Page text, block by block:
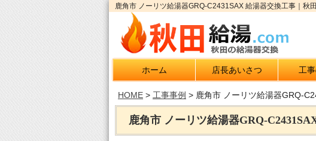
鹿角市 ノーリツ給湯器GRQ-C2431SAX 給湯器交換工事｜秋
ホーム 店長あいさつ 工
HOME > 工事事例 > 鹿角市 ノーリツ給湯器GRQ-
鹿角市 ノーリツ給湯器GRQ-